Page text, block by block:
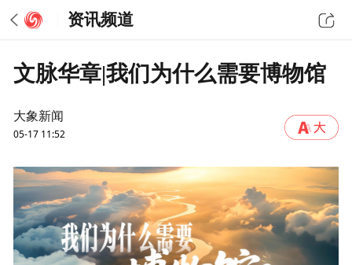
资讯频道
文脉华章|我们为什么需要博物馆
大象新闻
05-17 11:52